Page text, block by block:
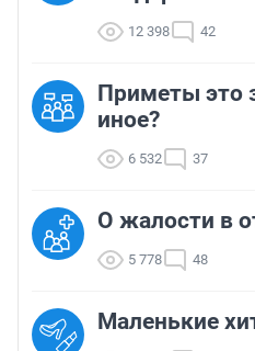
12 398 42
Приметы это
иное?
6 532 37
О жалости в
5 778 48
Маленькие